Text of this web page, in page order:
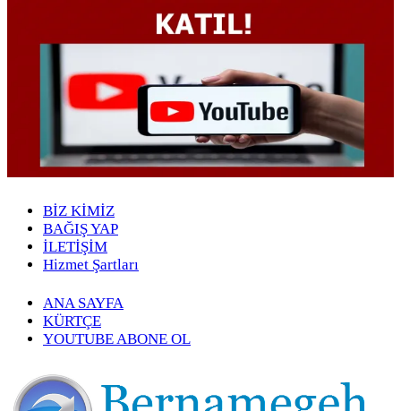
BİZ KİMİZ
BAĞIŞ YAP
İLETİŞİM
Hizmet Şartları
ANA SAYFA
KÜRTÇE
YOUTUBE ABONE OL